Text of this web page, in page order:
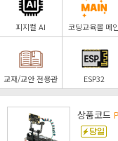
피지컬 AI 코딩교육몰 메인
교재/교안 전용관 ESP32
상품코드